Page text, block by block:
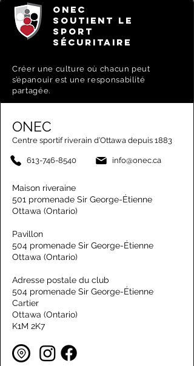
ONEC
SOUTIENT LE
SPORT
SÉCURITAIRE
Créer une culture où chacun peut
s’épanouir est une responsabilité
partagée.
ONEC
Centre sportif riverain d’Ottawa depuis 1883
613-746-8540 info@onec.ca
Maison riveraine
501 promenade Sir George-Étienne
Ottawa (Ontario)
Pavillon
504 promenade Sir George-Étienne
Ottawa (Ontario)
Adresse postale du club
504 promenade Sir George-Étienne
Cartier
Ottawa (Ontario)
K1M 2K7